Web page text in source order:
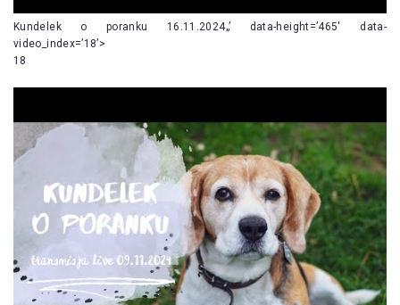
Kundelek o poranku 16.11.2024„’ data-height=’465′ data-
video_index=’18’>
18